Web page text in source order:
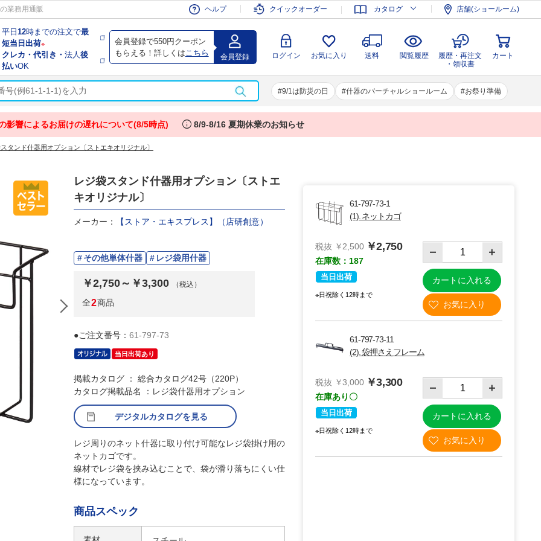
業務用通販 ヘルプ クイックオーダー カタログ 店舗(ショールーム)
平日12時までの注文で最
短当日出荷※
クレカ・代引き・法人後
払いOK
会員登録で550円クーポン
もらえる！詳しくは こちら 会員登録 ログイン お気に入り 送料 閲覧履歴
履歴・再注文
・領収書
カート
9/1は防災の日 什器のバーチャルショールーム お祭り準備
会員登録 ログイン お気に入り 送料 閲覧履歴
履歴・再注文
・領収書
カート
影響によるお届けの遅れについて(8/5時点) info 8/9-8/16 夏期休業のお知らせ
タンド什器用オプション〔ストエキオリジナル〕
(2)袋押さえフレーム
レジ袋スタンド什器用オプション〔ストエ
キオリジナル〕
メーカー： 【ストア・エキスプレス】（店研創意）
その他単体什器 レジ袋用什器
￥2,750～￥3,300 （税込）
全2商品
●ご注文番号： 61-797-73
当日出荷あり
掲載カタログ ： 総合カタログ42号（220P）
デジタルカタログを見る
カタログ掲載品名 ：レジ袋什器用オプション
レジ周りのネット什器に取り付け可能なレジ袋掛け用の
ネットカゴです。
線材でレジ袋を挟み込むことで、袋が滑り落ちにくい仕
様になっています。
商品スペック
61-797-73-1
(1). ネットカゴ
税抜 ￥2,500 ￥2,750
在庫数：187
当日出荷
※日祝除く12時まで
カートに入れる
61-797-73-11
(2). 袋押さえフレーム
税抜 ￥3,000 ￥3,300
在庫あり〇
当日出荷
※日祝除く12時まで
カートに入れる